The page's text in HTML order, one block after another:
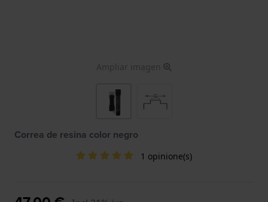
Ampliar imagen
Correa de resina color negro
1 opinione(s)